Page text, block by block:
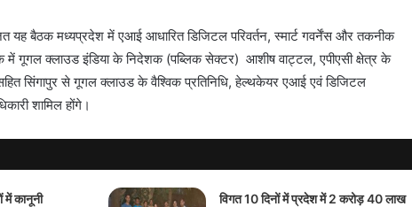
यह बैठक मध्यप्रदेश में एआई आधारित डिजिटल परिवर्तन, स्मार्ट गवर्नेंस और तकनीक
में गूगल क्लाउड इंडिया के निदेशक (पब्लिक सेक्टर) आशीष वाट्टल, एपीएसी क्षेत्र के
सिंगापुर से गूगल क्लाउड के वैश्विक प्रतिनिधि, हेल्थकेयर एआई एवं डिजिटल
शामिल होंगे।
में कानूनी
विगत 10 दिनों में प्रदेश में 2 करोड़ 40 लाख